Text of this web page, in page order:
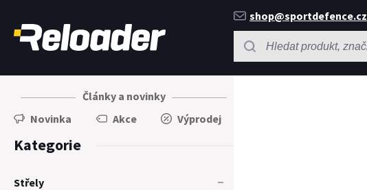
shop@sportdefence.cz
Články a novinky
Novinka
Akce Výprodej
Kategorie
Střely